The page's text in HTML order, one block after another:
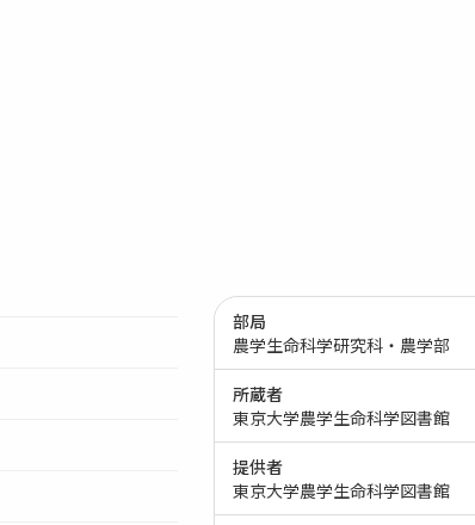
部局
農学生命科学研究科・農学部
所蔵者
東京大学農学生命科学図書館
提供者
東京大学農学生命科学図書館